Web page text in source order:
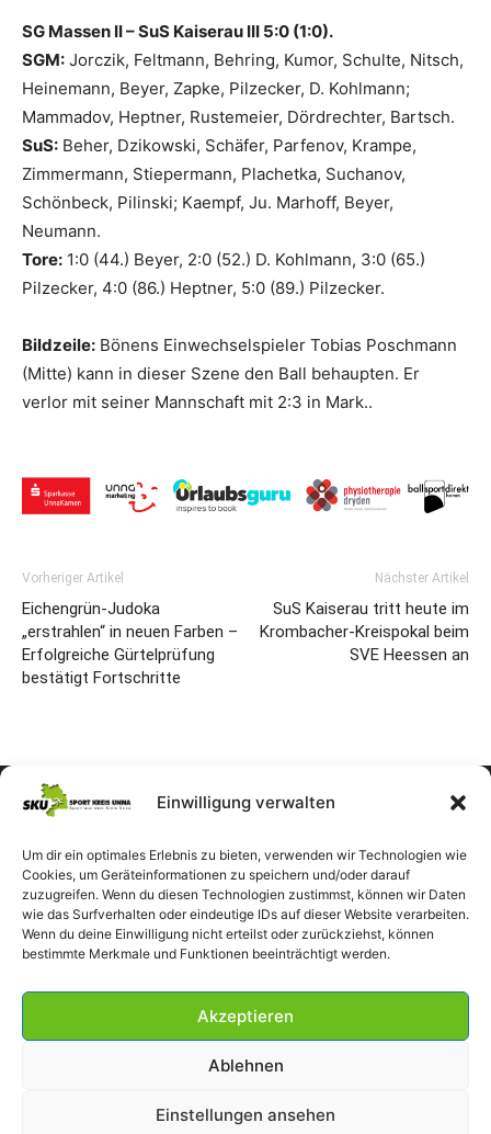
Einwilligung verwalten
Um dir ein optimales Erlebnis zu bieten, verwenden wir Technologien wie
Cookies, um Geräteinformationen zu speichern und/oder darauf
zuzugreifen. Wenn du diesen Technologien zustimmst, können wir Daten
wie das Surfverhalten oder eindeutige IDs auf dieser Website verarbeiten.
Wenn du deine Einwilligung nicht erteilst oder zurückziehst, können
bestimmte Merkmale und Funktionen beeinträchtigt werden.
Akzeptieren
Ablehnen
Einstellungen ansehen
SG Massen II – SuS Kaiserau III 5:0 (1:0).
SGM: Jorczik, Feltmann, Behring, Kumor, Schulte, Nitsch,
Heinemann, Beyer, Zapke, Pilzecker, D. Kohlmann;
Mammadov, Heptner, Rustemeier, Dördrechter, Bartsch.
SuS: Beher, Dzikowski, Schäfer, Parfenov, Krampe,
Zimmermann, Stiepermann, Plachetka, Suchanov,
Schönbeck, Pilinski; Kaempf, Ju. Marhoff, Beyer,
Neumann.
Tore: 1:0 (44.) Beyer, 2:0 (52.) D. Kohlmann, 3:0 (65.)
Pilzecker, 4:0 (86.) Heptner, 5:0 (89.) Pilzecker.
Bildzeile: Bönens Einwechselspieler Tobias Poschmann
(Mitte) kann in dieser Szene den Ball behaupten. Er
verlor mit seiner Mannschaft mit 2:3 in Mark..
Vorheriger Artikel
Eichengrün-Judoka
„erstrahlen“ in neuen Farben –
Erfolgreiche Gürtelprüfung
bestätigt Fortschritte
Nächster Artikel
SuS Kaiserau tritt heute im
Krombacher-Kreispokal beim
SVE Heessen an
Datenschutzerklärung